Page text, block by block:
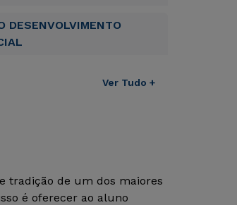
DESENVOLVIMENTO
Ver Tudo +
tradição de um dos maiores
é oferecer ao aluno